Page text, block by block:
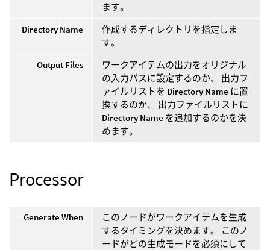
ます。
Directory Name
作成するディレクトリを指定しま
す。
Output Files
ワークアイテムの出力をオリジナル
の入力パスに設定するのか、 出力フ
ァイルリストを Directory Name に置
換するのか、 出力ファイルリストに
Directory Name を追加するのかを決
めます。
Processor
Generate When
このノードがワークアイテムを生成
するタイミングを決めます。 このノ
ードがどの生成モードを必須にして